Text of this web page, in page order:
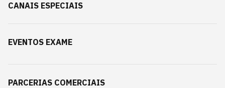
CANAIS ESPECIAIS
EVENTOS EXAME
PARCERIAS COMERCIAIS